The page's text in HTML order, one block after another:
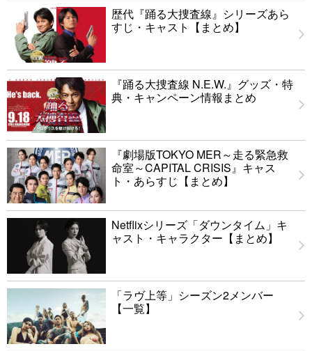
歴代『踊る大捜査線』シリーズあら
すじ・キャスト【まとめ】
『踊る大捜査線 N.E.W.』グッズ・特
典・キャンペーン情報まとめ
『劇場版TOKYO MER～走る緊急救
命室～CAPITAL CRISIS』キャス
ト・あらすじ【まとめ】
Netflixシリーズ「ダウンタイム」キ
ャスト・キャラクター【まとめ】
「ラヴ上等」シーズン2メンバー
【一覧】